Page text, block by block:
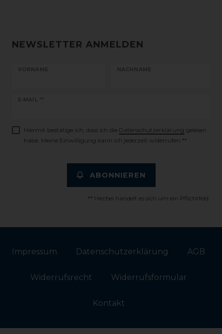
NEWSLETTER ANMELDEN
VORNAME NACHNAME
E-MAIL **
Newsletter
Hiermit bestätige ich, dass ich die Daten­schutz­erklärung gelesen
habe. Meine Einwilligung kann ich jederzeit widerrufen.**
ABONNIEREN
** Hierbei handelt es sich um ein Pflichtfeld.
Impressum Daten­schutz­erklärung AGB
Widerrufs­recht Widerrufs­formular
Kontakt